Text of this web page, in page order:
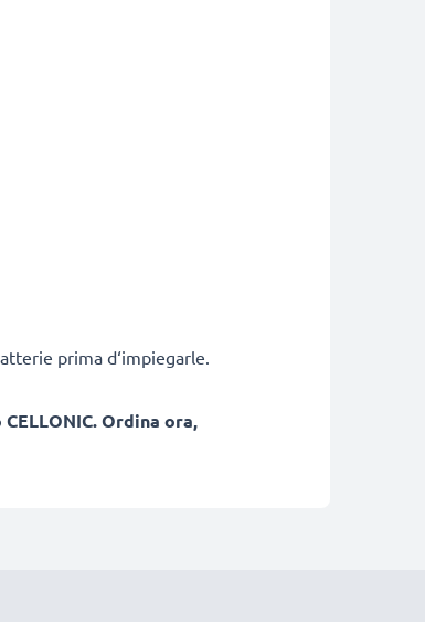
prima d‘impiegarle.
Ordina ora,